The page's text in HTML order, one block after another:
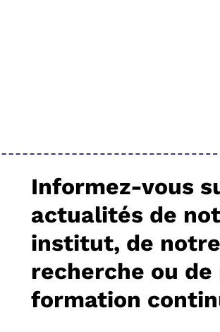
Informez-vous
actualités de
institut, de
recherche ou
formation